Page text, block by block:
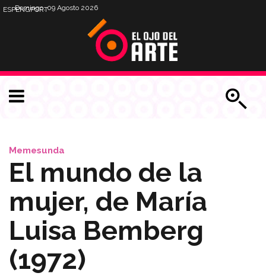
Domingo, 09 Agosto 2026
ESPENGPORT
Memesunda
El mundo de la
mujer, de María
Luisa Bemberg
(1972)